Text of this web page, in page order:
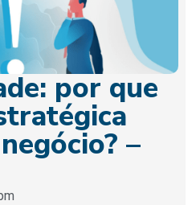
por que
–